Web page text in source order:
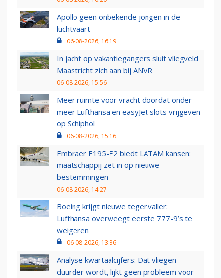
Apollo geen onbekende jongen in de
luchtvaart
06-08-2026, 16:19
In jacht op vakantiegangers sluit vliegveld
Maastricht zich aan bij ANVR
06-08-2026, 15:56
Meer ruimte voor vracht doordat onder
meer Lufthansa en easyJet slots vrijgeven
op Schiphol
06-08-2026, 15:16
Embraer E195-E2 biedt LATAM kansen:
maatschappij zet in op nieuwe
bestemmingen
06-08-2026, 14:27
Boeing krijgt nieuwe tegenvaller:
Lufthansa overweegt eerste 777-9’s te
weigeren
06-08-2026, 13:36
Analyse kwartaalcijfers: Dat vliegen
duurder wordt, lijkt geen probleem voor